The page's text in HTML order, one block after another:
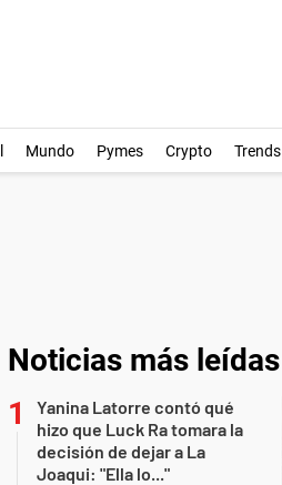
Mundo Pymes Crypto Trends
Noticias más leídas
Yanina Latorre contó qué
hizo que Luck Ra tomara la
decisión de dejar a La
Joaqui: "Ella lo..."